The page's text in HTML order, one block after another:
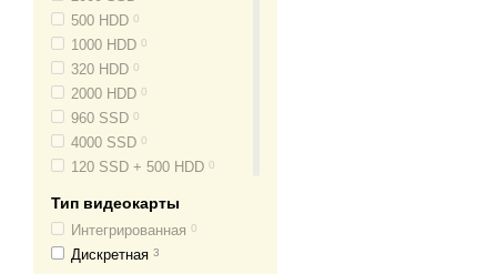
500 HDD 0
1000 HDD 0
320 HDD 0
2000 HDD 0
960 SSD 0
4000 SSD 0
120 SSD + 500 HDD 0
120 SSD + 2000 HDD
240 SSD + 1000 HDD
240 SSD + 2000 HDD
Тип видеокарты
Интегрированная 0
Дискретная 3